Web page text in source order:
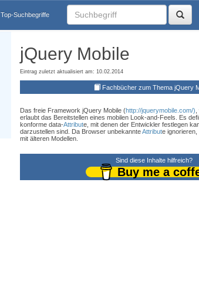
Top-Suchbegriffe
jQuery Mobile
Eintrag zuletzt aktualisiert am: 10.02.2014
Fachbücher zum Thema jQuery
Das freie Framework jQuery Mobile (http://jquerymobile.com/)
erlaubt das Bereitstellen eines mobilen Look-and-Feels. Es
konforme data-Attribute, mit denen der Entwickler festlegen
darzustellen sind. Da Browser unbekannteAttribute ignorieren,
mit älteren Modellen.
Sind diese Inhalte hilfreich?
Buy me a